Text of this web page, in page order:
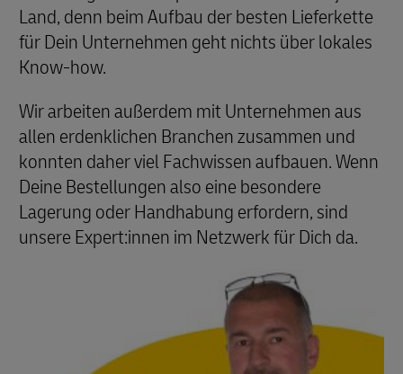
Land, denn beim Aufbau der besten Lieferkette
für Dein Unternehmen geht nichts über lokales
Know-how.
Wir arbeiten außerdem mit Unternehmen aus
allen erdenklichen Branchen zusammen und
konnten daher viel Fachwissen aufbauen. Wenn
Deine Bestellungen also eine besondere
Lagerung oder Handhabung erfordern, sind
unsere Expert:innen im Netzwerk für Dich da.